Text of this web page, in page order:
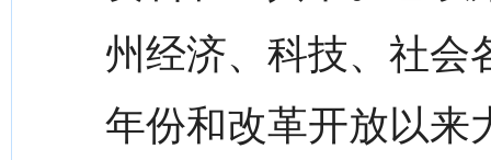
州经济、科技、社会
年份和改革开放以来